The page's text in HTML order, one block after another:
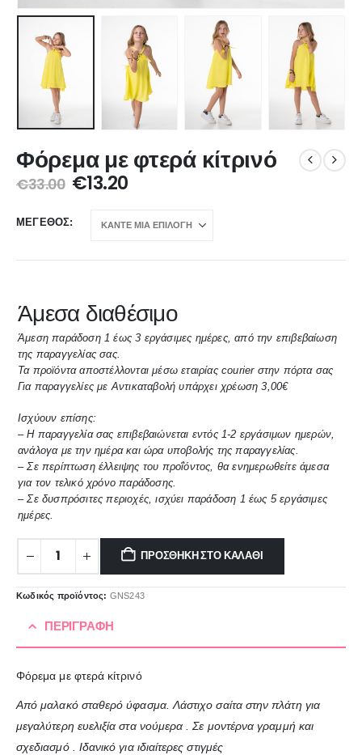
Φόρεμα με φτερά κίτρινό
€33.00 €13.20
ΜΈΓΕΘΟΣ
Άμεσα διαθέσιμο
Άμεση παράδοση 1 έως 3 εργάσιμες ημέρες, από την επιβεβαίωση
της παραγγελίας σας.
Τα προϊόντα αποστέλλονται μέσω εταιρίας courier στην πόρτα σας
Για παραγγελίες με Αντικαταβολή υπάρχει χρέωση 3,00€
Ισχύουν επίσης:
– Η παραγγελία σας επιβεβαιώνεται εντός 1-2 εργάσιμων ημερών,
ανάλογα με την ημέρα και ώρα υποβολής της παραγγελίας.
– Σε περίπτωση έλλειψης του προΐόντος, θα ενημερωθείτε άμεσα
για τον τελικό χρόνο παράδοσης.
– Σε δυσπρόσιτες περιοχές, ισχύει παράδοση 1 έως 5 εργάσιμες
ημέρες.
ΠΡΟΣΘΉΚΗ ΣΤΟ ΚΑΛΆΘΙ
Κωδικός προϊόντος: GNS243
ΠΕΡΙΓΡΑΦΉ
Φόρεμα με φτερά κίτρινό
Από μαλακό σταθερό ύφασμα. Λάστιχο σαίτα στην πλάτη για
μεγαλύτερη ευελιξία στα νούμερα . Σε μοντέρνα γραμμή και
σχεδιασμό . Ιδανικό για ιδιαίτερες στιγμές